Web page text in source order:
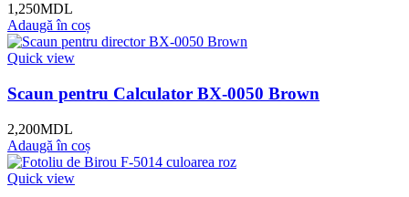
1,250MDL
Adaugă în coș
Quick view
Scaun pentru Calculator BX-0050 Brown
2,200MDL
Adaugă în coș
Quick view